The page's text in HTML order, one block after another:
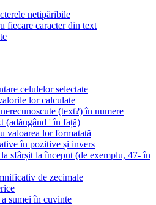
netipăribile
fiecare caracter din text
celulelor selectate
lor calculate
(text?) în numere
(adăugând ' în față)
valoarea lor formatată
în pozitive și invers
sfârșit la început (de exemplu, 47- în
de zecimale
sumei în cuvinte